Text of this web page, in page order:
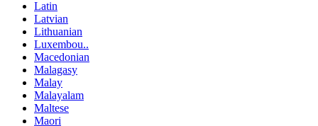
Latin
Latvian
Lithuanian
Luxembou..
Macedonian
Malagasy
Malay
Malayalam
Maltese
Maori